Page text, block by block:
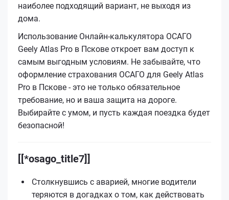
наиболее подходящий вариант, не выходя из
дома.
Использование Онлайн-калькулятора ОСАГО
Geely Atlas Pro в Пскове откроет вам доступ к
самым выгодным условиям. Не забывайте, что
оформление страхования ОСАГО для Geely Atlas
Pro в Пскове - это не только обязательное
требование, но и ваша защита на дороге.
Выбирайте с умом, и пусть каждая поездка будет
безопасной!
[[*osago_title7]]
Столкнувшись с аварией, многие водители
теряются в догадках о том, как действовать